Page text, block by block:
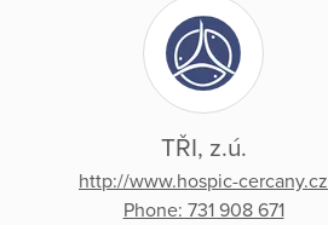
TŘI, z.ú.
http://www.hospic-cercany.cz
Phone: 731 908 671